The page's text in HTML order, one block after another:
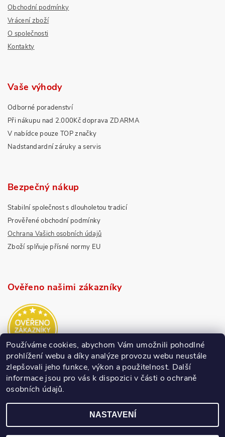
Obchodní podmínky
Vrácení zboží
O společnosti
Kontakty
Vaše výhody
Odborné poradenství
Při nákupu nad 2.000Kč doprava ZDARMA
V nabídce pouze TOP značky
Nadstandardní záruky a servis
Bezpečný nákup
Stabilní společnost s dlouholetou tradicí
Prověřené obchodní podmínky
Ochrana Vašich osobních údajů
Zboží splňuje přísné normy EU
Ověřeno našimi zákazníky
Používáme cookies, abychom Vám umožnili pohodlné
prohlížení webu a díky analýze provozu webu neustále
zlepšovali jeho funkce, výkon a použitelnost. Další
informace jsou pro vás k dispozici v části o ochraně
osobních údajů.
NASTAVENÍ